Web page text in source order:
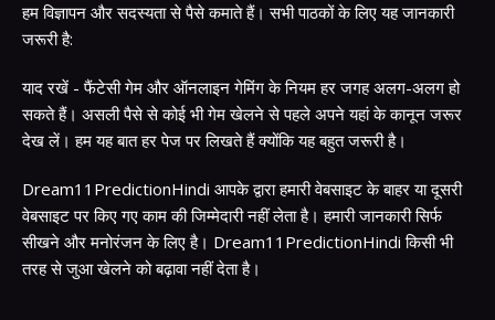
हम विज्ञापन और सदस्यता से पैसे कमाते हैं। सभी पाठकों के लिए यह जानकारी
जरूरी है:
याद रखें - फैंटेसी गेम और ऑनलाइन गेमिंग के नियम हर जगह अलग-अलग हो
सकते हैं। असली पैसे से कोई भी गेम खेलने से पहले अपने यहां के कानून जरूर
देख लें। हम यह बात हर पेज पर लिखते हैं क्योंकि यह बहुत जरूरी है।
Dream11PredictionHindi आपके द्वारा हमारी वेबसाइट के बाहर या दूसरी
वेबसाइट पर किए गए काम की जिम्मेदारी नहीं लेता है। हमारी जानकारी सिर्फ
सीखने और मनोरंजन के लिए है। Dream11PredictionHindi किसी भी
तरह से जुआ खेलने को बढ़ावा नहीं देता है।